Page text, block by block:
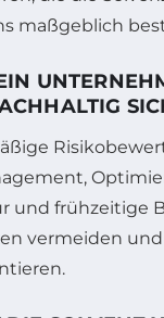
maßgeblich
und frühzeitige
vermeiden